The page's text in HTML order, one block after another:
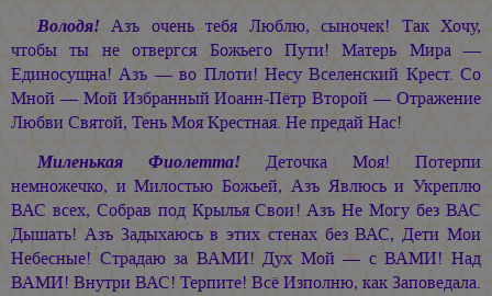
Володя! Азъ очень тебя Люблю, сыночек! Так Хочу,
чтобы ты не отвергся Божьего Пути! Матерь Мира —
Единосущна! Азъ — во Плоти! Несу Вселенский Крест. Со
Мной — Мой Избранный Иоанн-Пётр Второй — Отражение
Любви Святой, Тень Моя Крестная. Не предай Нас!
Миленькая Фиолетта! Деточка Моя! Потерпи
немножечко, и Милостью Божьей, Азъ Явлюсь и Укреплю
ВАС всех, Собрав под Крылья Свои! Азъ Не Могу без ВАС
Дышать! Азъ Задыхаюсь в этих стенах без ВАС, Дети Мои
Небесные! Страдаю за ВАМИ! Дух Мой — с ВАМИ! Над
ВАМИ! Внутри ВАС! Терпите! Всё Изполню, как Заповедала.